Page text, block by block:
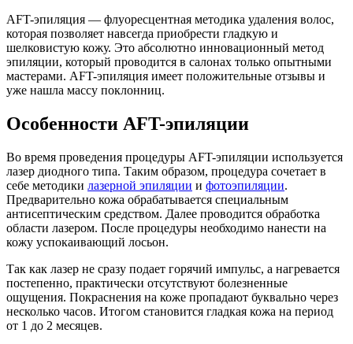
AFT-эпиляция — флуоресцентная методика удаления волос,
которая позволяет навсегда приобрести гладкую и
шелковистую кожу. Это абсолютно инновационный метод
эпиляции, который проводится в салонах только опытными
мастерами. AFT-эпиляция имеет положительные отзывы и
уже нашла массу поклонниц.
Особенности AFT-эпиляции
Во время проведения процедуры AFT-эпиляции используется
лазер диодного типа. Таким образом, процедура сочетает в
себе методики лазерной эпиляции и фотоэпиляции.
Предварительно кожа обрабатывается специальным
антисептическим средством. Далее проводится обработка
области лазером. После процедуры необходимо нанести на
кожу успокаивающий лосьон.
Так как лазер не сразу подает горячий импульс, а нагревается
постепенно, практически отсутствуют болезненные
ощущения. Покраснения на коже пропадают буквально через
несколько часов. Итогом становится гладкая кожа на период
от 1 до 2 месяцев.